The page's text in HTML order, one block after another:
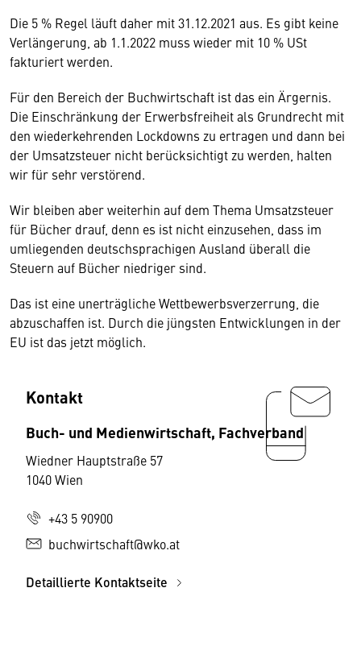
Die 5 % Regel läuft daher mit 31.12.2021 aus. Es gibt keine
Verlängerung, ab 1.1.2022 muss wieder mit 10 % USt
fakturiert werden.
Für den Bereich der Buchwirtschaft ist das ein Ärgernis.
Die Einschränkung der Erwerbsfreiheit als Grundrecht mit
den wiederkehrenden Lockdowns zu ertragen und dann bei
der Umsatzsteuer nicht berücksichtigt zu werden, halten
wir für sehr verstörend.
Wir bleiben aber weiterhin auf dem Thema Umsatzsteuer
für Bücher drauf, denn es ist nicht einzusehen, dass im
umliegenden deutschsprachigen Ausland überall die
Steuern auf Bücher niedriger sind.
Das ist eine unerträgliche Wettbewerbsverzerrung, die
abzuschaffen ist. Durch die jüngsten Entwicklungen in der
EU ist das jetzt möglich.
Kontakt
Buch- und Medienwirtschaft, Fachverband
Wiedner Hauptstraße 57
1040 Wien
+43 5 90900
buchwirtschaft@wko.at
Detaillierte Kontaktseite